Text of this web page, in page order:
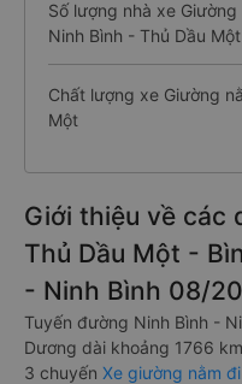
Số lượng nhà xe
Ninh Bình - Thủ Dầu Một
Chất lượng xe Giường
Một
Giới thiệu về các
Thủ Dầu Một -
- Ninh Bình 08/
Tuyến đường Ninh Bình -
Dương dài khoảng 1766
3 chuyến Xe giường nằm